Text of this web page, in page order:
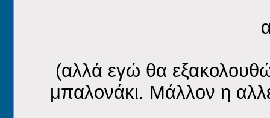
(αλλά εγώ θα
μπαλονάκι. Μάλλον η